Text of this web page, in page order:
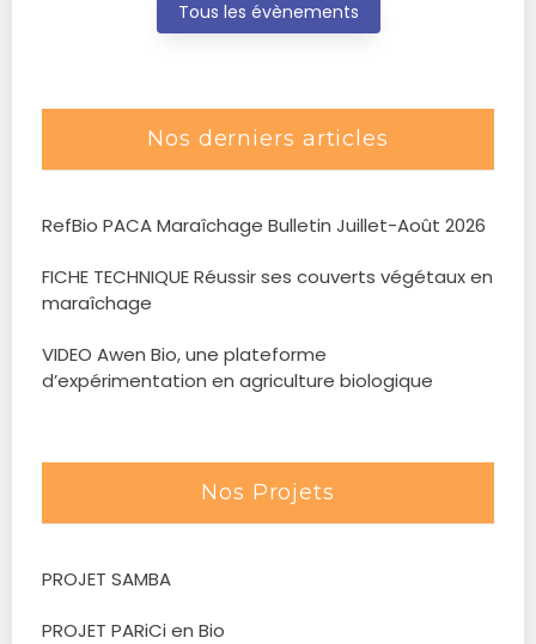
Tous les évènements
Nos derniers articles
RefBio PACA Maraîchage Bulletin Juillet-Août 2026
FICHE TECHNIQUE Réussir ses couverts végétaux en
maraîchage
VIDEO Awen Bio, une plateforme
d’expérimentation en agriculture biologique
Nos Projets
PROJET SAMBA
PROJET PARiCi en Bio